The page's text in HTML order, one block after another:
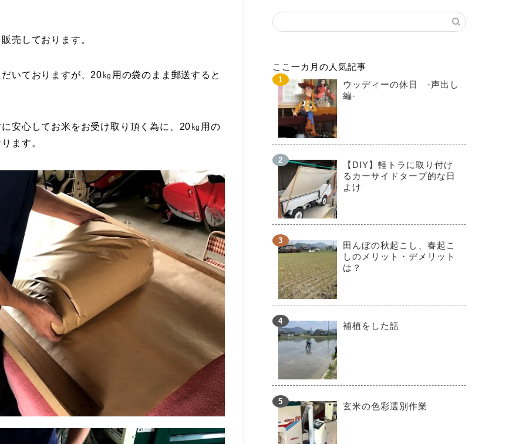
売しております。
いておりますが、20㎏用の袋のまま郵送すると
安心してお米をお受け取り頂く為に、20㎏用の
ます。
ここ一カ月の人気記事
ウッディーの休日 -声出し
編-
【DIY】軽トラに取り付け
るカーサイドタープ的な日
よけ
田んぼの秋起こし、春起こ
しのメリット・デメリット
は？
補植をした話
玄米の色彩選別作業